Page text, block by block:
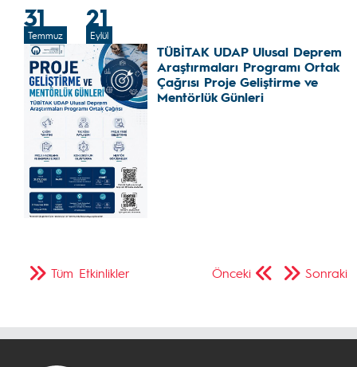
31
Temmuz
21
Eylül
TÜBİTAK UDAP Ulusal Deprem
Araştırmaları Programı Ortak
Çağrısı Proje Geliştirme ve
Mentörlük Günleri
Önceki Sonraki
Tüm Etkinlikler